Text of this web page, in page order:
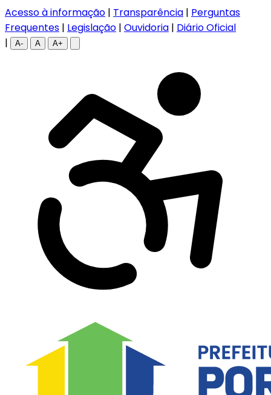
Acesso à informação | Transparência | Perguntas
Frequentes | Legislação | Ouvidoria | Diário Oficial
|
A- A A+